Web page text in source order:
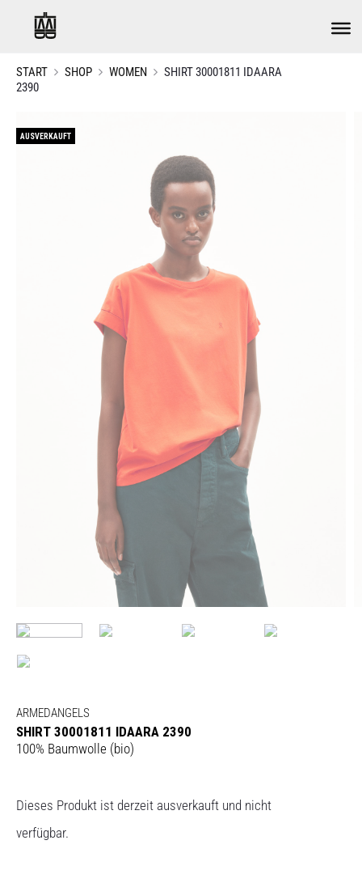
START SHOP WOMEN
SHIRT 30001811 IDAARA
2390
AUSVERKAUFT
ARMEDANGELS
SHIRT 30001811 IDAARA 2390
100% Baumwolle (bio)
Dieses Produkt ist derzeit ausverkauft und nicht
verfügbar.